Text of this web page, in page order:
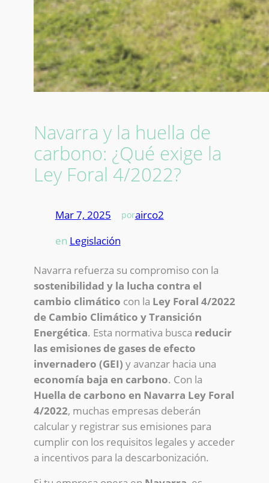
Navarra y la huella de
carbono: ¿Qué exige la
Ley Foral 4/2022?
Mar 7, 2025 porairco2
en Legislación
Navarra refuerza su compromiso con la
sostenibilidad y la lucha contra el
cambio climático con la Ley Foral 4/2022
de Cambio Climático y Transición
Energética. Esta normativa busca reducir
las emisiones de gases de efecto
invernadero (GEI) y avanzar hacia una
economía baja en carbono. Con la
Huella de carbono en Navarra Ley Foral
4/2022, muchas empresas deberán
calcular y registrar sus emisiones para
cumplir con los requisitos legales y acceder
a incentivos para la descarbonización.